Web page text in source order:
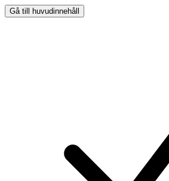
Gå till huvudinnehåll